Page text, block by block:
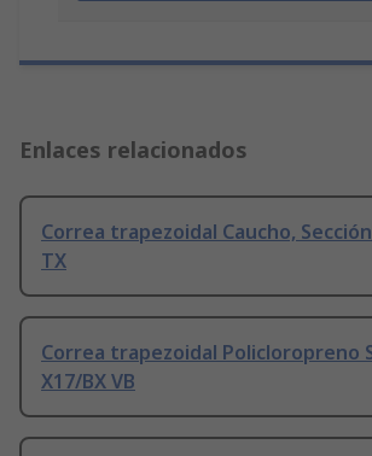
Enlaces relacionados
Correa trapezoidal Caucho, Sección
TX
Correa trapezoidal Policloropreno
X17/BX VB